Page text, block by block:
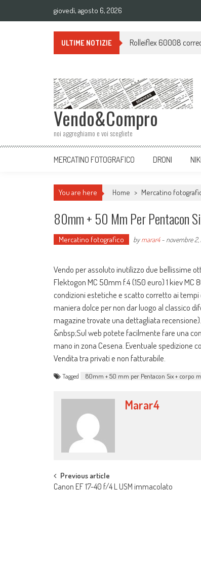
giovedì, agosto 6, 2026
ULTIME NOTIZIE Rolleiflex 60008
Vendo&Compro
noi aggreghiamo e voi scegliete
MERCATINO FOTOGRAFICO DRONI
You are here Home > Mercatino
80mm + 50 Mm Per Pentacon
Mercatino fotografico bymarar4- novembre 2,
Vendo per assoluto inutilizzo due bellissime
Flektogon MC 50mm f.4 (150 euro) 1 kiev
condizioni estetiche e scatto corretto ai tempi
maniera dolce per non dar luogo al classico
magazine trovate una dettagliata
&nbsp;Sul web potete facilmente fare una
mano in zona Cesena. Eventuale spedizione
Vendita tra privati e non fatturabile.
Tagged 80mm + 50 mm per Pentacon Six + corpo
Marar4
Post navigation
Previous article
Canon EF 17-40 f/4 L USM immacolato